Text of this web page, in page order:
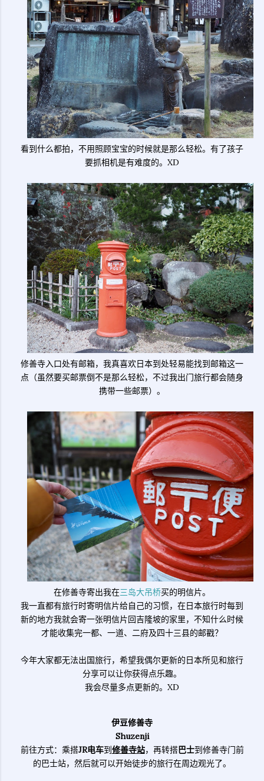
看到什么都拍，不用照顾宝宝的时候就是那么轻松。有了孩子
要抓相机是有难度的。XD
修善寺入口处有邮箱，我真喜欢日本到处轻易能找到邮箱这一
点（虽然要买邮票倒不是那么轻松，不过我出门旅行都会随身
携带一些邮票）。
在修善寺寄出我在三岛大吊桥买的明信片。
我一直都有旅行时寄明信片给自己的习惯，在日本旅行时每到
新的地方我就会寄一张明信片回吉隆坡的家里，不知什么时候
才能收集完一都、一道、二府及四十三县的邮戳？
今年大家都无法出国旅行，希望我偶尔更新的日本所见和旅行
分享可以让你获得点乐趣。
我会尽量多点更新的。XD
伊豆修善寺
Shuzenji
前往方式：乘搭JR电车到修善寺站，再转搭巴士到修善寺门前
的巴士站，然后就可以开始徒步的旅行在周边观光了。